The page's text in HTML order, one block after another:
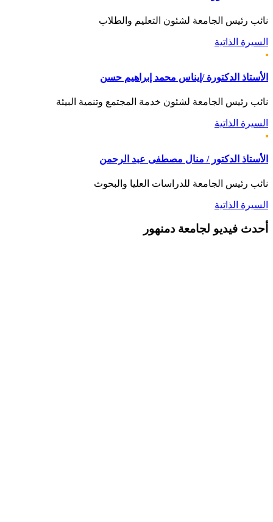
نائب رئيس الجامعة لشئون التعليم والطلاب
السيرة الذاتية
الأستاذ الدكتورة /إيناس محمد إبراهيم حسن
نائب رئيس الجامعة لشئون خدمة المجتمع وتنمية البيئة
السيرة الذاتية
الأستاذ الدكتور / منال مصطفى عبد الرحمن
نائب رئيس الجامعة للدراسات العليا والبحوث
السيرة الذاتية
أحدث فيديو لجامعة دمنهور